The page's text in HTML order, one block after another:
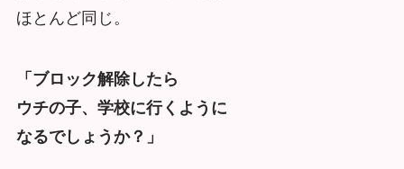
ほとんど同じ。
「ブロック解除したら
ウチの子、学校に行くように
なるでしょうか？」